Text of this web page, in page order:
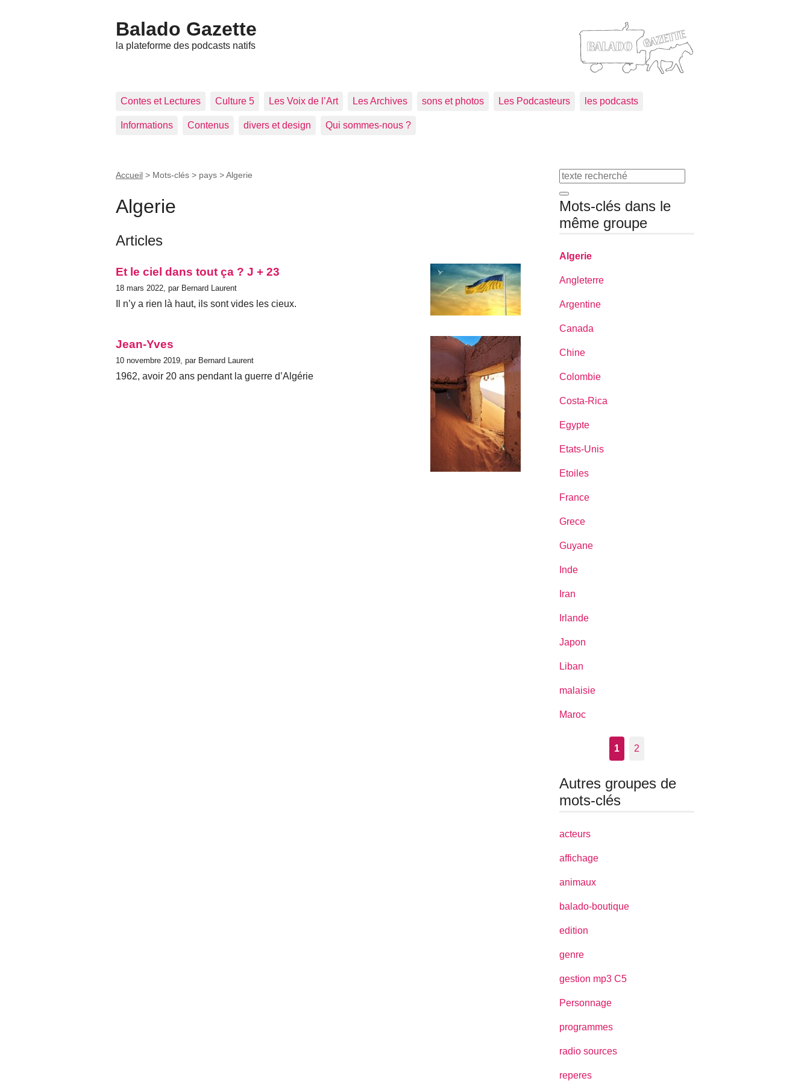
Balado Gazette
la plateforme des podcasts natifs
Contes et Lectures Culture 5 Les Voix de l’Art Les Archives sons et photos Les Podcasteurs les podcasts
Informations Contenus divers et design Qui sommes-nous ?
Accueil > Mots-clés > pays >Algerie
Algerie
Articles
Et le ciel dans tout ça ? J + 23
18 mars 2022, par Bernard Laurent
Il n’y a rien là haut, ils sont vides les cieux.
Jean-Yves
10 novembre 2019, par Bernard Laurent
1962, avoir 20 ans pendant la guerre d’Algérie
Mots-clés dans le
même groupe
Algerie
Angleterre
Argentine
Canada
Chine
Colombie
Costa-Rica
Egypte
Etats-Unis
Etoiles
France
Grece
Guyane
Inde
Iran
Irlande
Japon
Liban
malaisie
Maroc
1 2
Autres groupes de
mots-clés
acteurs
affichage
animaux
balado-boutique
edition
genre
gestion mp3 C5
Personnage
programmes
radio sources
reperes